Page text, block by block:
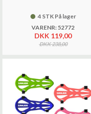
4 STK På lager
VARENR: 52772
DKK 119,00
DKK 238,00